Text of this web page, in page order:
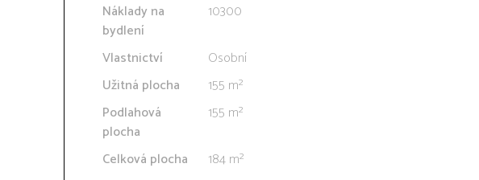
Náklady na
bydlení
10300
Vlastnictví
Osobní
Užitná plocha
155 m²
Podlahová
plocha
155 m²
Celková plocha
184 m²